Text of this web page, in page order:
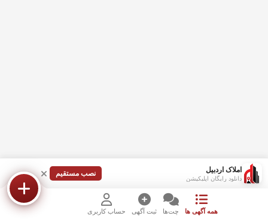
املاک اردبیل
دانلود رایگان اپلیکیشن
نصب مستقیم
همه آگهی ها چت‌ها ثبت آگهی حساب کاربری